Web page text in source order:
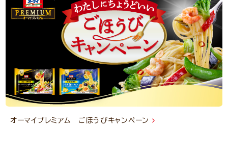
オーマイプレミアム ごほうびキャンペーン